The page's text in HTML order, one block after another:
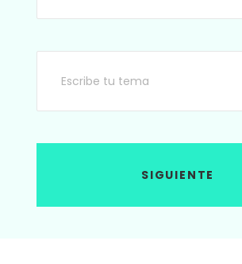
SIGUIENTE